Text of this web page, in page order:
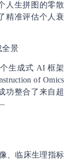
人生拼图的零散
精准评估个人衰
全景
生成式 AI 框架
of Omics
功整合了来自超
、临床生理指标